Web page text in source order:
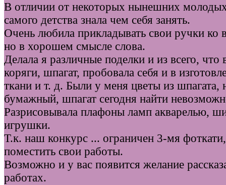
В отличии от некоторых нынешних
самого детства знала чем себя занять.
Очень любила прикладывать свои ручки ко
но в хорошем смысле слова.
Делала я различные поделки и из всего, что
коряги, шпагат, пробовала себя и в
ткани и т. д. Были у меня цветы из шпагата,
бумажный, шпагат сегодня найти
Разрисовывала плафоны ламп акварелью,
игрушки.
Т.к. наш конкурс ... ограничен 3-мя
поместить свои работы.
Возможно и у вас появится желание
работах.